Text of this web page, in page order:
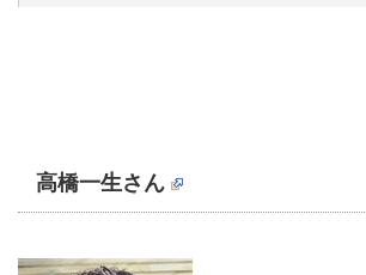
高橋一生さん